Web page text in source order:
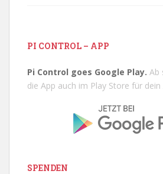
PI CONTROL – APP
Pi Control goes Google Play. Ab
die App auch im Play Store für
SPENDEN